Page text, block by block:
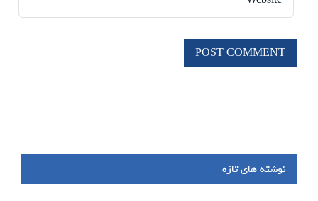
نوشته های تازه